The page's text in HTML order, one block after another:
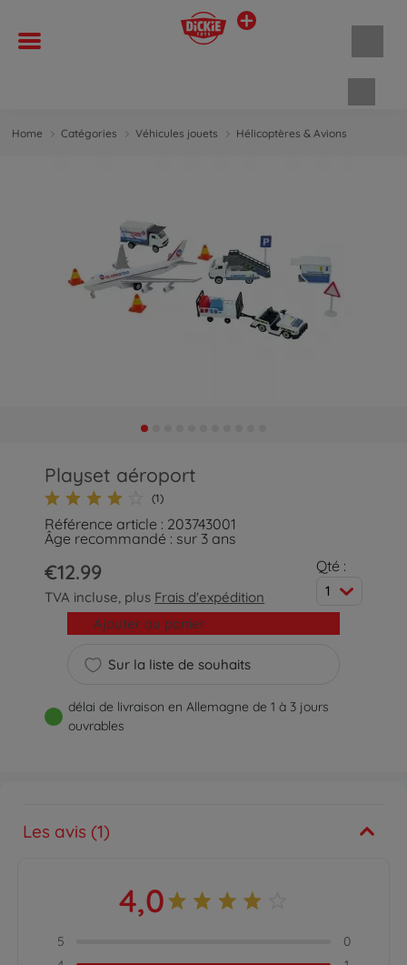
Home Catégories Véhicules jouets Hélicoptères & Avions
Playset aéroport
(1)
Référence article : 203743001
Âge recommandé : sur 3 ans
€12.99
TVA incluse, plus Frais d'expédition
Qté :
1
Sur la liste de souhaits
Ajouter au panier
délai de livraison en Allemagne de 1 à 3 jours
ouvrables
Les avis (1)
4,0
5
0